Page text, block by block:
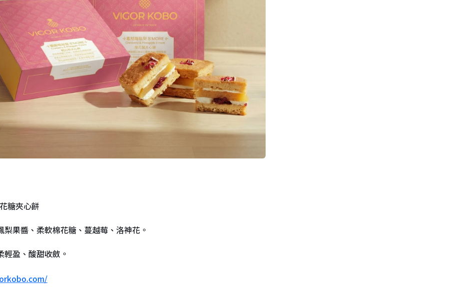
糖夾心餅
果醬、柔軟棉花糖、蔓越莓、洛神花。
盈、酸甜收斂。